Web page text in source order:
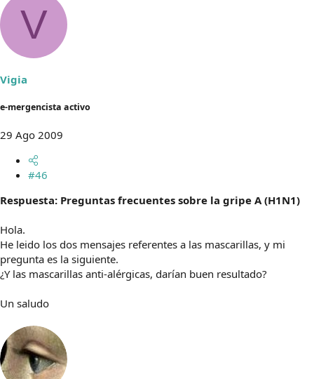
V
Vigia
e-mergencista activo
29 Ago 2009
#46
Respuesta: Preguntas frecuentes sobre la gripe A (H1N1)
Hola.
He leido los dos mensajes referentes a las mascarillas, y mi
pregunta es la siguiente.
¿Y las mascarillas anti-alérgicas, darían buen resultado?
Un saludo